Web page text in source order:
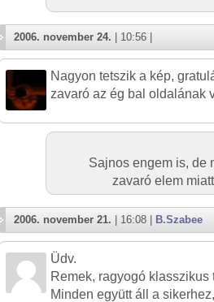
2006. november 24. | 10:56 |
Nagyon tetszik a kép,
zavaró az ég bal oldalának
Sajnos engem is, de
zavaró elem
2006. november 21. | 16:08 | B.Szabee
Üdv.
Remek, ragyogó klasszikus
Minden együtt áll a